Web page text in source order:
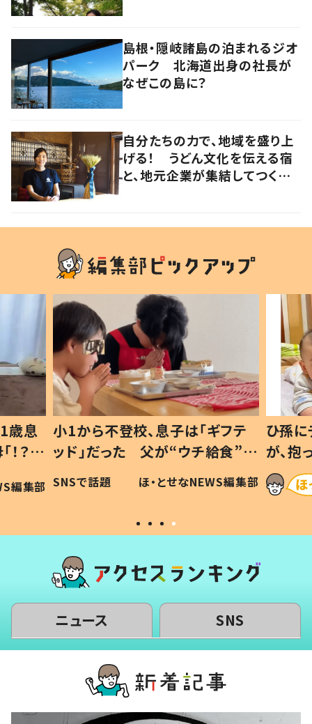
島根・隠岐諸島の泊まれるジオ
パーク 北海道出身の社長が
なぜこの島に？
自分たちの力で、地域を盛り上
げる！ うどん文化を伝える宿
と、地元企業が集結してつくり
歳息
？」
編集部
小1から不登校、息子は「ギフテ
ッド」だった 父が“ウチ給食”を
作り続ける理由とは #令和の親
#令和の子
SNSで話題 ほ・とせなNEWS編集部
ひ孫
が、
「涙が
い」
ニュース SNS